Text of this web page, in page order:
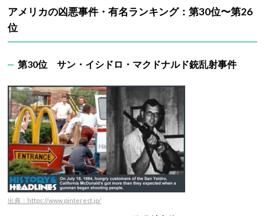
アメリカの凶悪事件・有名ランキング：第30位〜第26
位
第30位 サン・イシドロ・マクドナルド銃乱射事件
出典：https://www.pinterest.jp/